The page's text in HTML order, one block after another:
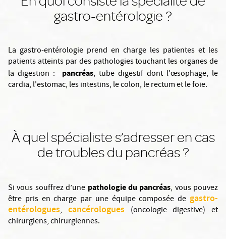
gastro-entérologie ?
La gastro-entérologie prend en charge les patientes et les
patients atteints par des pathologies touchant les organes de
la digestion :
pancréas, tube digestif dont l'œsophage, le
cardia, l'estomac, les intestins, le colon, le rectum et le foie.
À quel spécialiste s’adresser en cas
de troubles du pancréas ?
Si vous souffrez d’une pathologie du pancréas, vous pouvez
être pris en charge par une équipe composée de gastro-
entérologues, cancérologues(oncologie digestive) et
chirurgiens, chirurgiennes.